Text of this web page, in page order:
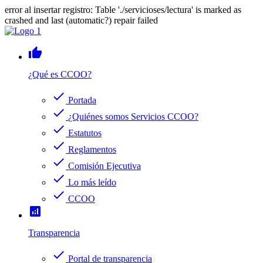
error al insertar registro: Table './servicioses/lectura' is marked as
crashed and last (automatic?) repair failed
thumb_up
¿Qué es CCOO?
check Portada
check ¿Quiénes somos Servicios CCOO?
check Estatutos
check Reglamentos
check Comisión Ejecutiva
check Lo más leído
check CCOO
analytics
Transparencia
check Portal de transparencia